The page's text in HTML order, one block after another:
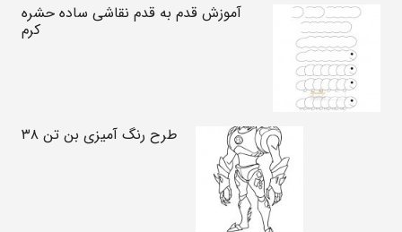
آموزش قدم به قدم نقاشی ساده حشره
کرم
طرح رنگ آمیزی بن تن ۳۸